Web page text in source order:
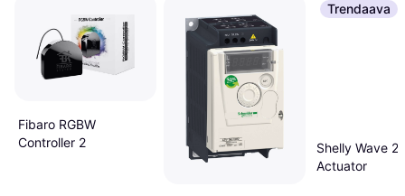
Fibaro RGBW
Controller 2
Trendaava
Shelly Wave
Actuator